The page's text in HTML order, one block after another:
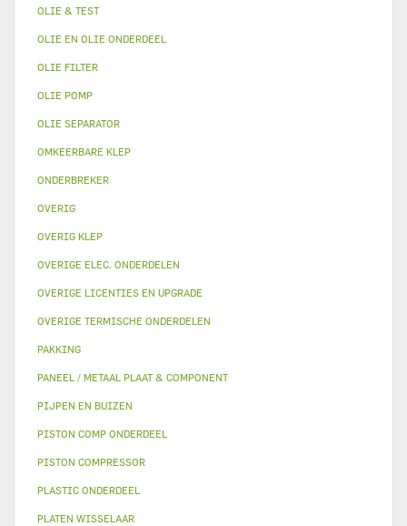
OLIE & TEST
OLIE EN OLIE ONDERDEEL
OLIE FILTER
OLIE POMP
OLIE SEPARATOR
OMKEERBARE KLEP
ONDERBREKER
OVERIG
OVERIG KLEP
OVERIGE ELEC. ONDERDELEN
OVERIGE LICENTIES EN UPGRADE
OVERIGE TERMISCHE ONDERDELEN
PAKKING
PANEEL / METAAL PLAAT & COMPONENT
PIJPEN EN BUIZEN
PISTON COMP ONDERDEEL
PISTON COMPRESSOR
PLASTIC ONDERDEEL
PLATEN WISSELAAR